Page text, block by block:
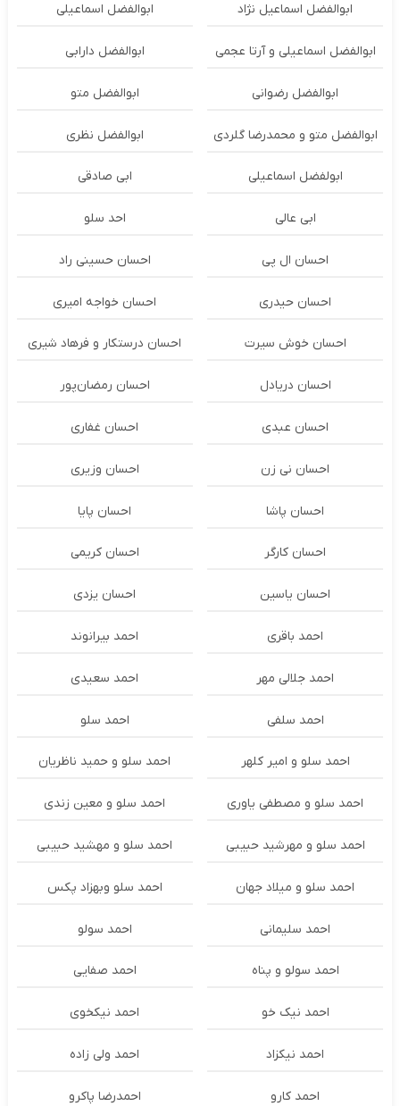
ابوالفضل اسماعیل نژاد ابوالفضل اسماعیلی
ابوالفضل اسماعیلی و آرتا عجمی ابوالفضل دارابی
ابوالفضل رضوانی ابوالفضل متو
ابوالفضل متو و محمدرضا گلردی ابوالفضل نظری
ابولفضل اسماعیلی ابی صادقی
ابی عالی احد سلو
احسان ال پی احسان حسینی راد
احسان حیدری احسان خواجه امیری
احسان خوش سیرت احسان درستكار و فرهاد شيرى
احسان دریادل احسان رمضان‌پور
احسان عبدی احسان غفاری
احسان نی زن احسان وزیری
احسان پاشا احسان پایا
احسان کارگر احسان کریمی
احسان یاسین احسان یزدی
احمد باقری احمد بیرانوند
احمد جلالی مهر احمد سعیدی
احمد سلفی احمد سلو
احمد سلو و امیر کلهر احمد سلو و حمید ناظریان
احمد سلو و مصطفی یاوری احمد سلو و معین زندی
احمد سلو و مهرشید حبیبی احمد سلو و مهشید حبیبی
احمد سلو و میلاد جهان احمد سلو وبهزاد پکس
احمد سلیمانی احمد سولو
احمد سولو و پناه احمد صفایی
احمد نیک خو احمد نیکخوی
احمد نیکزاد احمد ولی زاده
احمد کارو احمدرضا پاکرو